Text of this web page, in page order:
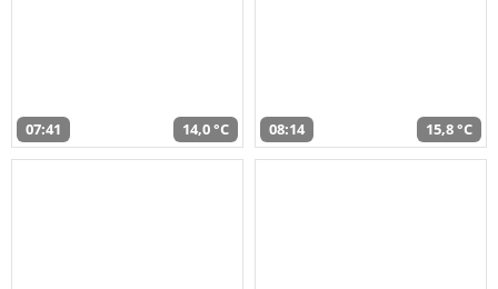
07:41 14,0 °C 08:14 15,8 °C